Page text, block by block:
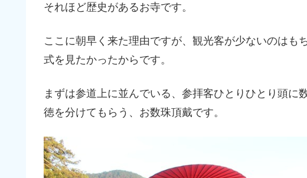
それほど歴史があるお寺です。
ここに朝早く来た理由ですが、観光客が少ないのはも
式を見たかったからです。
まずは参道上に並んでいる、参拝客ひとりひとり頭に
徳を分けてもらう、お数珠頂戴です。